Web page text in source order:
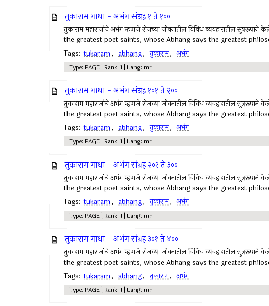
तुकाराम गाथा - अभंग संग्रह १ ते १००
तुकाराम महाराजांचे अभंग म्हणजे रोजच्या जीवनातील विविध व्यवहारातील
the greatest poet saints, whose Abhang says the greatest
Tags: tukaram, abhang, तुकाराम, अभंग
Type: PAGE | Rank: 1 | Lang: mr
तुकाराम गाथा - अभंग संग्रह १०१ ते २००
तुकाराम महाराजांचे अभंग म्हणजे रोजच्या जीवनातील विविध व्यवहारातील
the greatest poet saints, whose Abhang says the greatest
Tags: tukaram, abhang, तुकाराम, अभंग
Type: PAGE | Rank: 1 | Lang: mr
तुकाराम गाथा - अभंग संग्रह २०१ ते ३००
तुकाराम महाराजांचे अभंग म्हणजे रोजच्या जीवनातील विविध व्यवहारातील
the greatest poet saints, whose Abhang says the greatest
Tags: tukaram, abhang, तुकाराम, अभंग
Type: PAGE | Rank: 1 | Lang: mr
तुकाराम गाथा - अभंग संग्रह ३०१ ते ४००
तुकाराम महाराजांचे अभंग म्हणजे रोजच्या जीवनातील विविध व्यवहारातील
the greatest poet saints, whose Abhang says the greatest
Tags: tukaram, abhang, तुकाराम, अभंग
Type: PAGE | Rank: 1 | Lang: mr